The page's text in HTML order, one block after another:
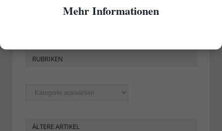
RUBRIKEN
Rubriken
ÄLTERE ARTIKEL
Mehr Informationen